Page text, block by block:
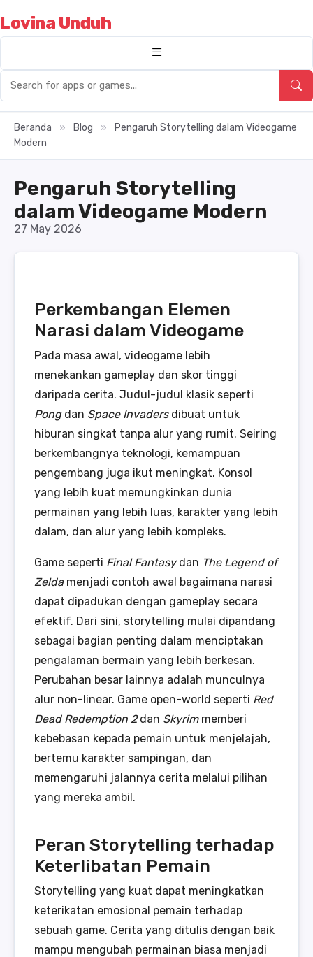
Lovina Unduh
Beranda » Blog »
Pengaruh Storytelling dalam Videogame
Modern
Pengaruh Storytelling
dalam Videogame Modern
27 May 2026
Perkembangan Elemen
Narasi dalam Videogame
Pada masa awal, videogame lebih
menekankan gameplay dan skor tinggi
daripada cerita. Judul-judul klasik seperti
Pongdan Space Invadersdibuat untuk
hiburan singkat tanpa alur yang rumit. Seiring
berkembangnya teknologi, kemampuan
pengembang juga ikut meningkat. Konsol
yang lebih kuat memungkinkan dunia
permainan yang lebih luas, karakter yang lebih
dalam, dan alur yang lebih kompleks.
Game seperti Final Fantasydan The Legend of
Zeldamenjadi contoh awal bagaimana narasi
dapat dipadukan dengan gameplay secara
efektif. Dari sini, storytelling mulai dipandang
sebagai bagian penting dalam menciptakan
pengalaman bermain yang lebih berkesan.
Perubahan besar lainnya adalah munculnya
alur non-linear. Game open-world seperti Red
Dead Redemption 2dan Skyrimmemberi
kebebasan kepada pemain untuk menjelajah,
bertemu karakter sampingan, dan
memengaruhi jalannya cerita melalui pilihan
yang mereka ambil.
Peran Storytelling terhadap
Keterlibatan Pemain
Storytelling yang kuat dapat meningkatkan
keterikatan emosional pemain terhadap
sebuah game. Cerita yang ditulis dengan baik
mampu mengubah permainan biasa menjadi